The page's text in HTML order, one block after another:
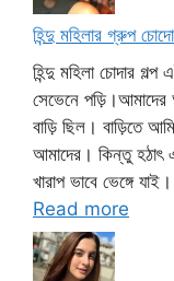
হিন্দু মহিলার গ্রুপ
হিন্দু মহিলা চোদার
সেভেনে
বাড়ি ছিল। বাড়িতে
আমাদের। কিন্তু হঠাৎ
খারাপ ভাবে ভেঙ্গে
Read more